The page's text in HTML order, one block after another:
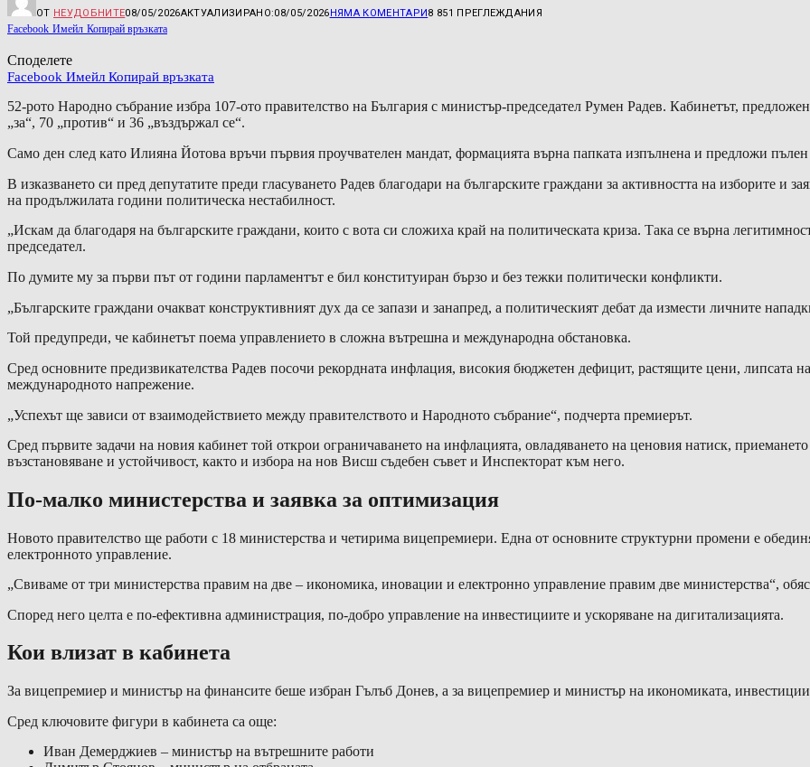
ОТ НЕУДОБНИТЕ08/05/2026АКТУАЛИЗИРАНО:08/05/2026НЯМА КОМЕНТАРИ8 851 ПРЕГЛЕЖДАНИЯ
Facebook Имейл Копирай връзката
Споделете
Facebook Имейл Копирай връзката
52-рото Народно събрание избра 107-ото правителство на България с министър-председател Румен Радев. Кабинетът,
„за“, 70 „против“ и 36 „въздържал се“.
Само ден след като Илияна Йотова връчи първия проучвателен мандат, формацията върна папката изпълнена и предложи
В изказването си пред депутатите преди гласуването Радев благодари на българските граждани за активността на изборите и
на продължилата години политическа нестабилност.
„Искам да благодаря на българските граждани, които с вота си сложиха край на политическата криза. Така се върна
председател.
По думите му за първи път от години парламентът е бил конституиран бързо и без тежки политически конфликти.
„Българските граждани очакват конструктивният дух да се запази и занапред, а политическият дебат да измести личните
Той предупреди, че кабинетът поема управлението в сложна вътрешна и международна обстановка.
Сред основните предизвикателства Радев посочи рекордната инфлация, високия бюджетен дефицит, растящите цени, липсата
международното напрежение.
„Успехът ще зависи от взаимодействието между правителството и Народното събрание“, подчерта премиерът.
Сред първите задачи на новия кабинет той открои ограничаването на инфлацията, овладяването на ценовия натиск,
възстановяване и устойчивост, както и избора на нов Висш съдебен съвет и Инспекторат към него.
По-малко министерства и заявка за оптимизация
Новото правителство ще работи с 18 министерства и четирима вицепремиери. Една от основните структурни промени е
електронното управление.
„Свиваме от три министерства правим на две – икономика, иновации и електронно управление правим две министерства“,
Според него целта е по-ефективна администрация, по-добро управление на инвестициите и ускоряване на дигитализацията.
Кои влизат в кабинета
За вицепремиер и министър на финансите беше избран Гълъб Донев, а за вицепремиер и министър на икономиката,
Сред ключовите фигури в кабинета са още:
Иван Демерджиев – министър на вътрешните работи